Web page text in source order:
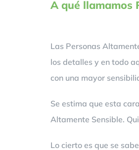
A qué llamamos
Las Personas
los detalles y en todo
con una mayor
Se estima que esta
Altamente Sensible.
Lo cierto es que se